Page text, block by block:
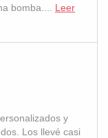
bomba.... Leer
y
Los llevé casi